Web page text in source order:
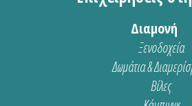
Διαμονή
Ξενοδοχεία
Δωμάτια &
Βίλες